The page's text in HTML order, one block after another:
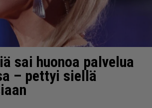
sai huonoa palvelua
– pettyi siellä